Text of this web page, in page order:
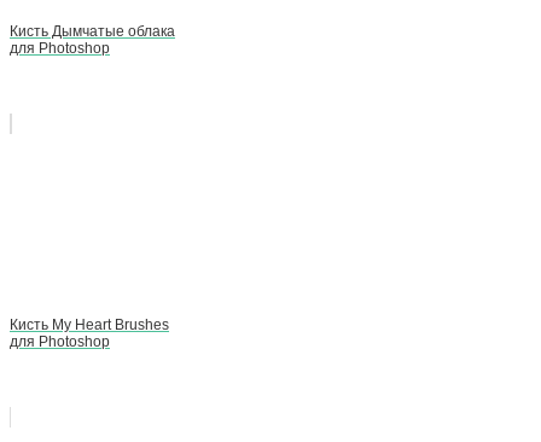
Кисть Дымчатые облака
для Photoshop
Кисть My Heart Brushes
для Photoshop